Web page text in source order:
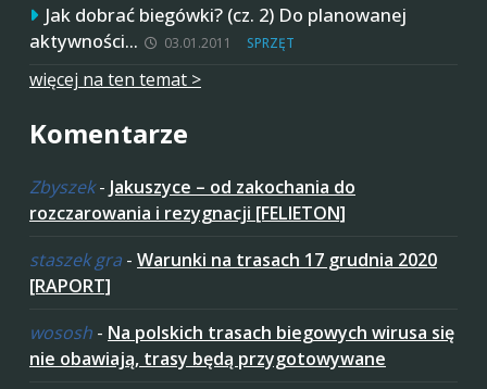
Jak dobrać biegówki? (cz. 2) Do planowanej
aktywności…
03.01.2011 SPRZĘT
więcej na ten temat >
Komentarze
Zbyszek- Jakuszyce – od zakochania do
rozczarowania i rezygnacji [FELIETON]
staszek gra - Warunki na trasach 17 grudnia 2020
[RAPORT]
wososh - Na polskich trasach biegowych wirusa się
nie obawiają, trasy będą przygotowywane